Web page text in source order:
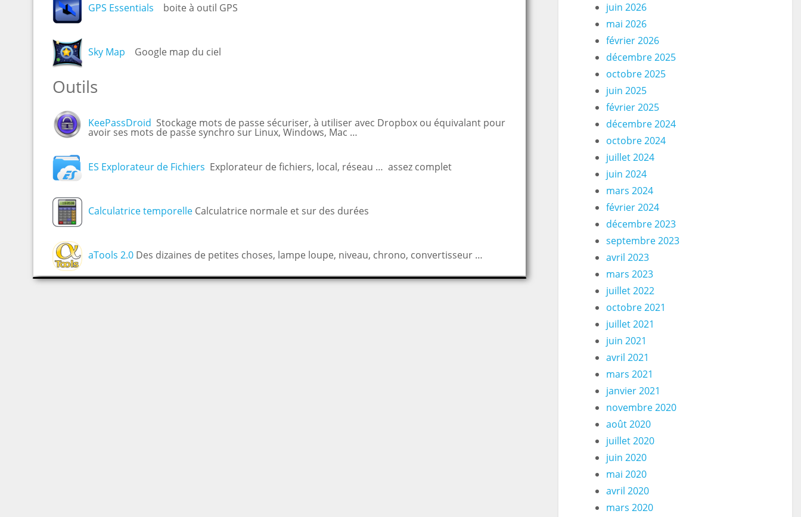
GPS Essentials boite à outil GPS
Sky Map Google map du ciel
Outils
KeePassDroid Stockage mots de passe sécuriser, à utiliser avec Dropbox ou équivalant pour
avoir ses mots de passe synchro sur Linux, Windows, Mac …
ES Explorateur de Fichiers Explorateur de fichiers, local, réseau … assez complet
Calculatrice temporelleCalculatrice normale et sur des durées
aTools 2.0Des dizaines de petites choses, lampe loupe, niveau, chrono, convertisseur …
juin 2026
mai 2026
février 2026
décembre 2025
octobre 2025
juin 2025
février 2025
décembre 2024
octobre 2024
juillet 2024
juin 2024
mars 2024
février 2024
décembre 2023
septembre 2023
avril 2023
mars 2023
juillet 2022
octobre 2021
juillet 2021
juin 2021
avril 2021
mars 2021
janvier 2021
novembre 2020
août 2020
juillet 2020
juin 2020
mai 2020
avril 2020
mars 2020